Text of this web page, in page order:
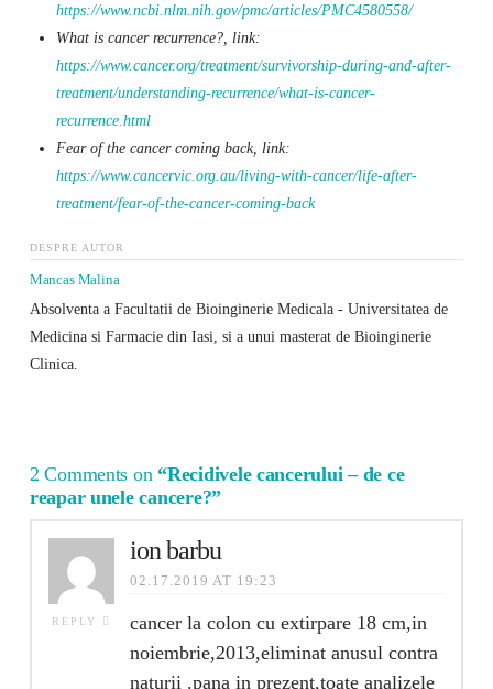
https://www.ncbi.nlm.nih.gov/pmc/articles/PMC4580558/
What is cancer recurrence?, link:
https://www.cancer.org/treatment/survivorship-during-and-after-
treatment/understanding-recurrence/what-is-cancer-
recurrence.html
Fear of the cancer coming back, link:
https://www.cancervic.org.au/living-with-cancer/life-after-
treatment/fear-of-the-cancer-coming-back
DESPRE AUTOR
Mancas Malina
Absolventa a Facultatii de Bioinginerie Medicala - Universitatea de
Medicina si Farmacie din Iasi, si a unui masterat de Bioinginerie
Clinica.
2 Comments on “Recidivele cancerului – de ce
reapar unele cancere?”
REPLY
ion barbu
02.17.2019 AT 19:23
cancer la colon cu extirpare 18 cm,in
noiembrie,2013,eliminat anusul contra
naturii .pana in prezent,toate analizele